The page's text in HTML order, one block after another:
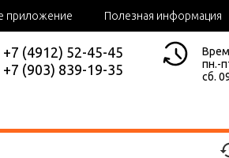
приложение Полезная информация
+7 (4912) 52-45-45
+7 (903) 839-19-35
пн.-
сб.